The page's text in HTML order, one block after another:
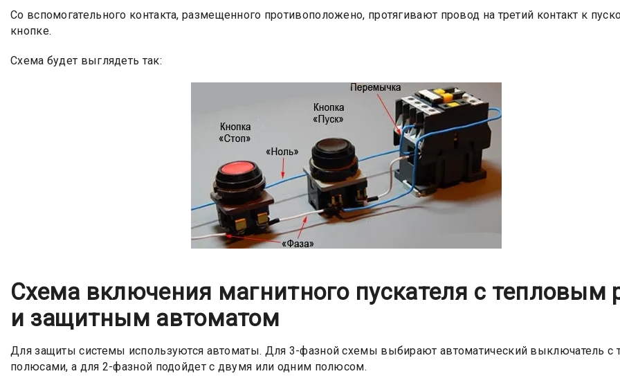
Со вспомогательного контакта, размещенного противоположено, протягивают провод на третий контакт к
кнопке.
Схема будет выглядеть так:
Схема включения магнитного пускателя с тепловым
и защитным автоматом
Для защиты системы используются автоматы. Для 3-фазной схемы выбирают автоматический выключатель с
полюсами, а для 2-фазной подойдет с двумя или одним полюсом.